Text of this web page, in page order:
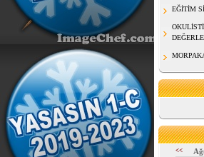
EĞİTİM
<<